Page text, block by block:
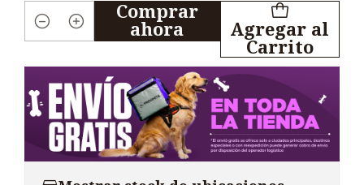
Cantidad
Agregar al
Carrito
Comprar
ahora